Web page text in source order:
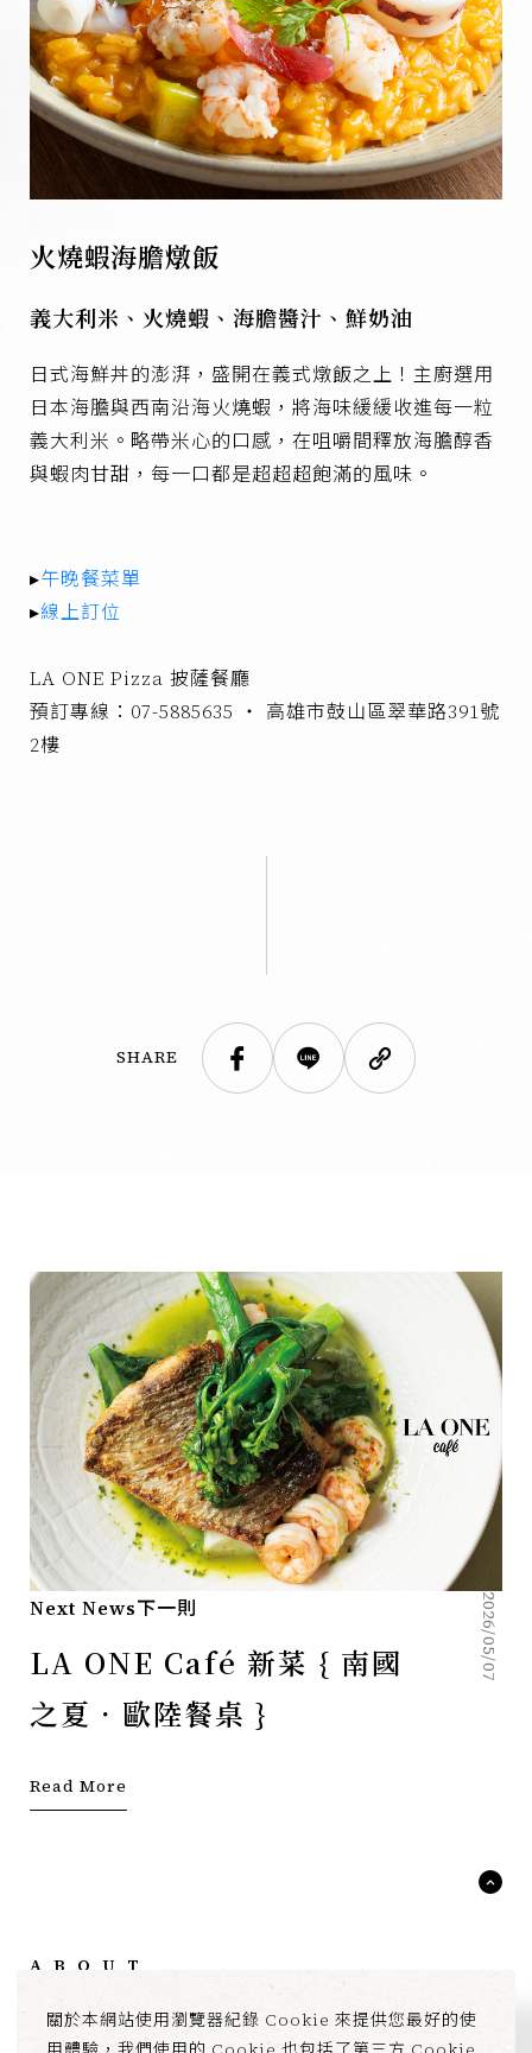
火燒蝦海膽燉飯
義大利米、火燒蝦、海膽醬汁、鮮奶油
日式海鮮丼的澎湃，盛開在義式燉飯之上！主廚選用
日本海膽與西南沿海火燒蝦，將海味緩緩收進每一粒
義大利米。略帶米心的口感，在咀嚼間釋放海膽醇香
與蝦肉甘甜，每一口都是超超超飽滿的風味。
▸午晚餐菜單
▸線上訂位
LA ONE Pizza 披薩餐廳
預訂專線：07-5885635 ‧ 高雄市鼓山區翠華路391號
2樓
SHARE
Next News下一則
LA ONE Café 新菜 { 南國
之夏．歐陸餐桌 }
Read More
2026/05/07
ABOUT
NEWS
ESG
關於本網站使用瀏覽器紀錄 Cookie 來提供您最好的使